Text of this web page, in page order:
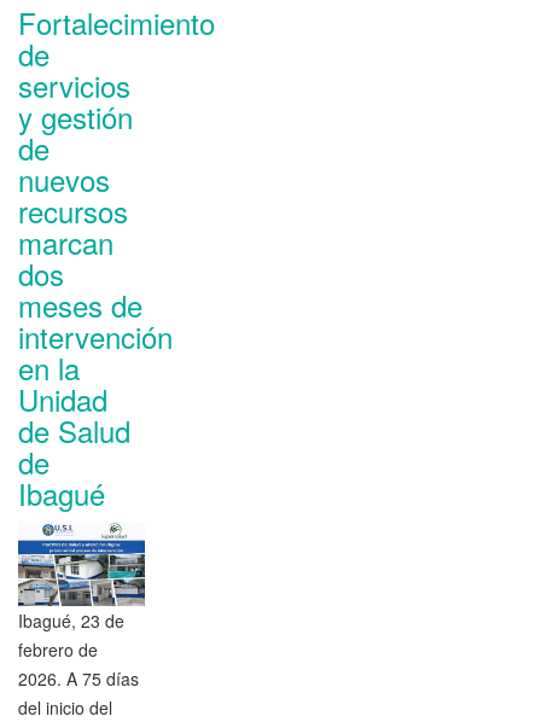
Fortalecimiento
de
servicios
y gestión
de
nuevos
recursos
marcan
dos
meses de
intervención
en la
Unidad
de Salud
de
Ibagué
Ibagué, 23 de
febrero de
2026. A 75 días
del inicio del